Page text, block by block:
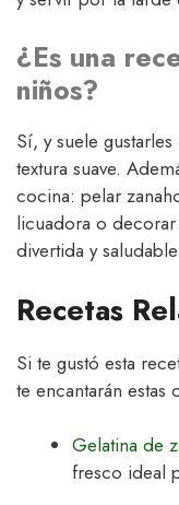
¿Es una
niños?
Sí, y suele
textura suave.
cocina: pelar
licuadora o
divertida y
Recetas
Si te gustó esta
te encantarán estas
Gelatina de
fresco ideal